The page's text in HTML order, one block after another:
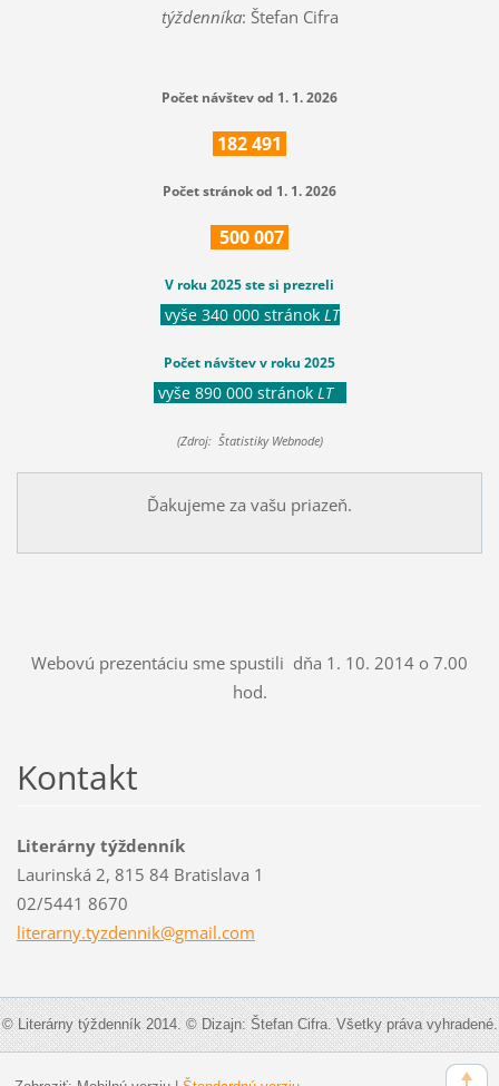
týždenníka: Štefan Cifra
Počet návštev od 1. 1. 2026
182491
Počet stránok od 1. 1. 2026
500007
V roku 2025 ste si prezreli
vyše 340 000 stránok LT
Počet návštev v roku 2025
vyše 890 000 stránok LT
(Zdroj: Štatistiky Webnode)
Ďakujeme za vašu priazeň.
Webovú prezentáciu sme spustili dňa 1. 10. 2014 o 7.00
hod.
Kontakt
Literárny týždenník
Laurinská 2, 815 84 Bratislava 1
02/5441 8670
literarny.tyzdennik@gmail.com
© Literárny týždenník 2014. © Dizajn: Štefan Cifra. Všetky práva vyhradené.